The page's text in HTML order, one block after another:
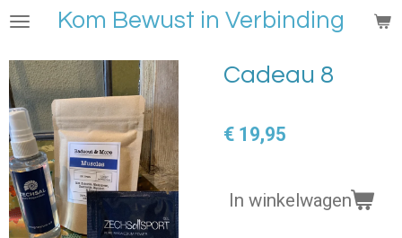
Ga
naar
de
hoofdinhoud
Kom Bewust in Verbinding
Cadeau 8
€ 19,95
In winkelwagen